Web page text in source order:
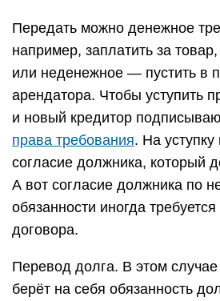
Передать можно денежное
например, заплатить за товар,
или неденежное — пустить в
арендатора. Чтобы уступить
и новый кредитор
права требования. На
согласие должника, который
А вот согласие должника по
обязанности иногда
договора.
Перевод долга. В этом случае
берёт на себя обязанность